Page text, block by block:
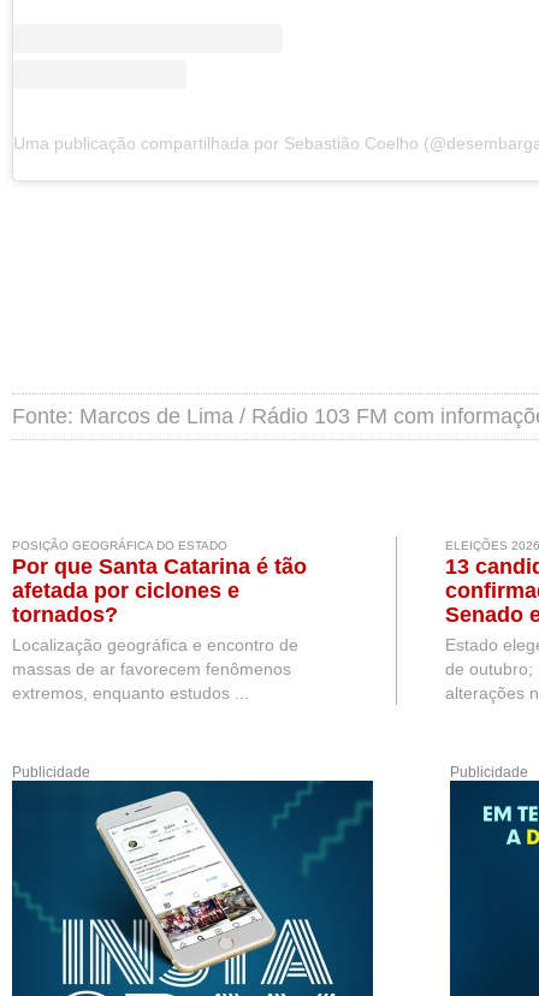
Fonte: Marcos de Lima / Rádio 103 FM com
POSIÇÃO GEOGRÁFICA DO ESTADO
Por que Santa Catarina é tão
afetada por ciclones e
tornados?
Localização geográfica e encontro de
massas de ar favorecem fenômenos
extremos, enquanto estudos ...
ELEIÇÕES 2026
13
Senado
Estado
de outubro;
alterações
Publicidade Publicidade